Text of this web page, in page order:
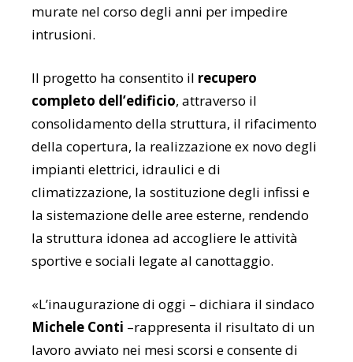
murate nel corso degli anni per impedire
intrusioni.
Il progetto ha consentito il recupero
completo dell’edificio, attraverso il
consolidamento della struttura, il rifacimento
della copertura, la realizzazione ex novo degli
impianti elettrici, idraulici e di
climatizzazione, la sostituzione degli infissi e
la sistemazione delle aree esterne, rendendo
la struttura idonea ad accogliere le attività
sportive e sociali legate al canottaggio.
«L’inaugurazione di oggi – dichiara il sindaco
Michele Conti –rappresenta il risultato di un
lavoro avviato nei mesi scorsi e consente di